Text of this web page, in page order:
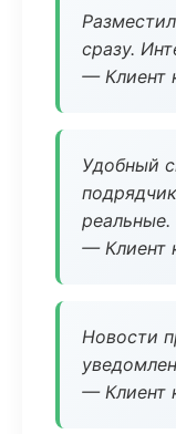
сразу.
— Клиент
Удобный
реальные.
— Клиент
Новости
— Клиент